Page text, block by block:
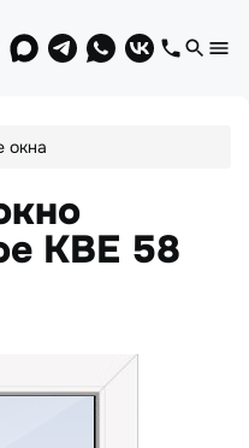
окна
KBE 58